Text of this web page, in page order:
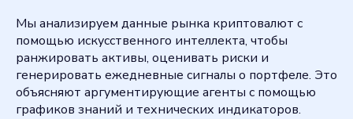
Мы анализируем данные рынка криптовалют с
помощью искусственного интеллекта, чтобы
ранжировать активы, оценивать риски и
генерировать ежедневные сигналы о портфеле. Это
объясняют аргументирующие агенты с помощью
графиков знаний и технических индикаторов.